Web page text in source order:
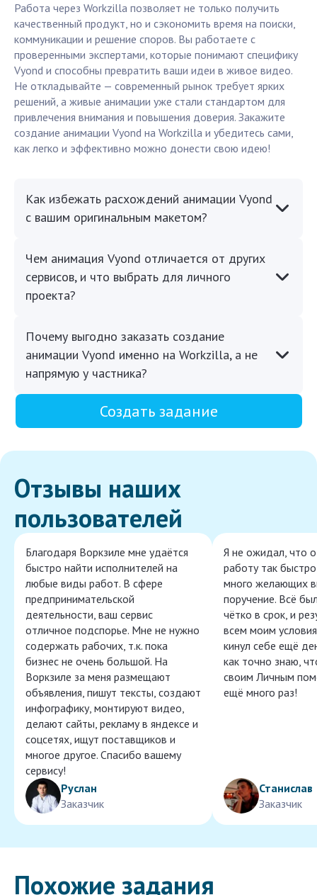
Работа через Workzilla позволяет не только получить
качественный продукт, но и сэкономить время на поиски,
коммуникации и решение споров. Вы работаете с
проверенными экспертами, которые понимают специфику
Vyond и способны превратить ваши идеи в живое видео.
Не откладывайте — современный рынок требует ярких
решений, а живые анимации уже стали стандартом для
привлечения внимания и повышения доверия. Закажите
создание анимации Vyond на Workzilla и убедитесь сами,
как легко и эффективно можно донести свою идею!
Как избежать расхождений анимации Vyond
с вашим оригинальным макетом?
Чем анимация Vyond отличается от других
сервисов, и что выбрать для личного
проекта?
Почему выгодно заказать создание
анимации Vyond именно на Workzilla, а не
напрямую у частника?
Создать задание
Отзывы наших
пользователей
Благодаря Воркзиле мне удаётся
быстро найти исполнителей на
любые виды работ. В сфере
предпринимательской
деятельности, ваш сервис
отличное подспорье. Мне не нужно
содержать рабочих, т.к. пока
бизнес не очень большой. На
Воркзиле за меня размещают
объявления, пишут тексты, создают
инфографику, монтируют видео,
делают сайты, рекламу в яндексе и
соцсетях, ищут поставщиков и
многое другое. Спасибо вашему
сервису!
Руслан
Заказчик
Я не ожидал, что
работу так
много желающих
поручение. Всё
чётко в срок, и
всем моим
кинул себе ещё
как точно знаю,
своим Личным
ещё много раз!
Станислав
Заказчик
Похожие задания